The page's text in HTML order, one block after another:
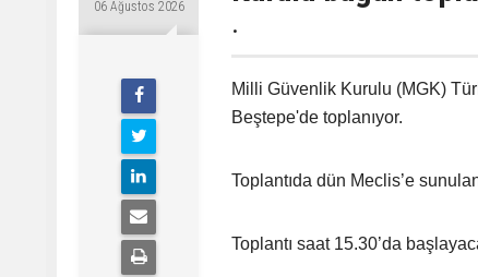
06 Ağustos 2026
.
Milli Güvenlik Kurulu (MGK)
Beştepe'de toplanıyor.
Toplantıda dün Meclis’e
Toplantı saat 15.30’da